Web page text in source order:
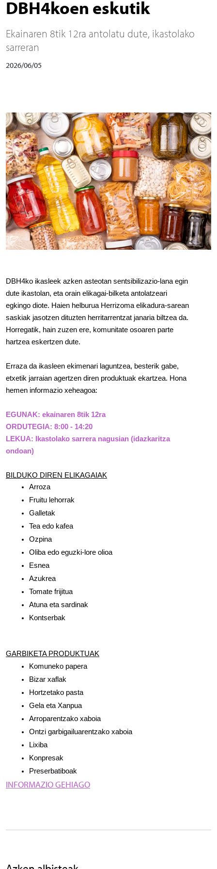
DBH4koen eskutik
Ekainaren 8tik 12ra antolatu dute, ikastolako
sarreran
2026/06/05
Irudia
DBH4ko ikasleek azken asteotan sentsibilizazio-lana egin
dute ikastolan, eta orain elikagai-bilketa antolatzeari
egkingo diote. Haien helburua Herrizoma elikadura-sarean
saskiak jasotzen dituzten herritarrentzat janaria biltzea da.
Horregatik, hain zuzen ere, komunitate osoaren parte
hartzea eskertzen dute.
Erraza da ikasleen ekimenari laguntzea, besterik gabe,
etxetik jarraian agertzen diren produktuak ekartzea. Hona
hemen informazio xeheagoa:
EGUNAK: ekainaren 8tik 12ra
ORDUTEGIA: 8:00 - 14:20
LEKUA: Ikastolako sarrera nagusian (idazkaritza
ondoan)
BILDUKO DIREN ELIKAGAIAK
Arroza
Fruitu lehorrak
Galletak
Tea edo kafea
Ozpina
Oliba edo eguzki-lore olioa
Esnea
Azukrea
Tomate frijitua
Atuna eta sardinak
Kontserbak
GARBIKETA PRODUKTUAK
Komuneko papera
Bizar xaflak
Hortzetako pasta
Gela eta Xanpua
Arroparentzako xaboia
Ontzi garbigailuarentzako xaboia
Lixiba
Konpresak
Preserbatiboak
INFORMAZIO GEHIAGO